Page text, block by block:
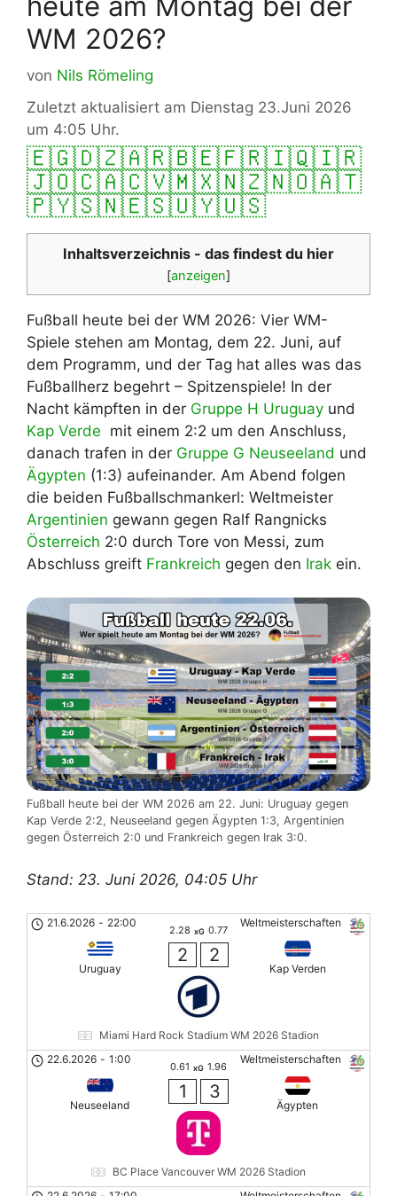
WM 2026?
von Nils Römeling
Zuletzt aktualisiert am Dienstag 23.Juni 2026
um 4:05 Uhr.
🇪🇬🇩🇿🇦🇷🇧🇪🇫🇷🇮🇶🇮🇷
🇯🇴🇨🇦🇨🇻🇲🇽🇳🇿🇳🇴🇦🇹
🇵🇾🇸🇳🇪🇸🇺🇾🇺🇸
Inhaltsverzeichnis - das findest du hier
[anzeigen]
Fußball heute bei der WM 2026: Vier WM-
Spiele stehen am Montag, dem 22. Juni, auf
dem Programm, und der Tag hat alles was das
Fußballherz begehrt – Spitzenspiele! In der
Nacht kämpften in der Gruppe H Uruguay und
Kap Verde mit einem 2:2 um den Anschluss,
danach trafen in der Gruppe G Neuseeland und
Ägypten (1:3) aufeinander. Am Abend folgen
die beiden Fußballschmankerl: Weltmeister
Argentinien gewann gegen Ralf Rangnicks
Österreich 2:0 durch Tore von Messi, zum
Abschluss greift Frankreich gegen den Irak ein.
Fußball heute bei der WM 2026 am 22. Juni: Uruguay gegen
Kap Verde 2:2, Neuseeland gegen Ägypten 1:3, Argentinien
gegen Österreich 2:0 und Frankreich gegen Irak 3:0.
Stand: 23. Juni 2026, 04:05 Uhr
Weltmeisterschaften
21.6.2026 - 22:00
Uruguay
2.28 xG 0.77
2 2
Kap Verden
Miami Hard Rock Stadium WM 2026 Stadion
Weltmeisterschaften
22.6.2026 - 1:00
Neuseeland
0.61 xG 1.96
1 3
Ägypten
BC Place Vancouver WM 2026 Stadion